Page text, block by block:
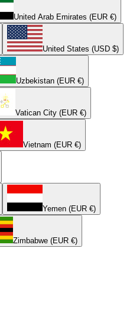
United Arab Emirates (EUR €)
United States (USD $)
Uzbekistan (EUR €)
Vatican City (EUR €)
Vietnam (EUR €)
Yemen (EUR €)
Zimbabwe (EUR €)